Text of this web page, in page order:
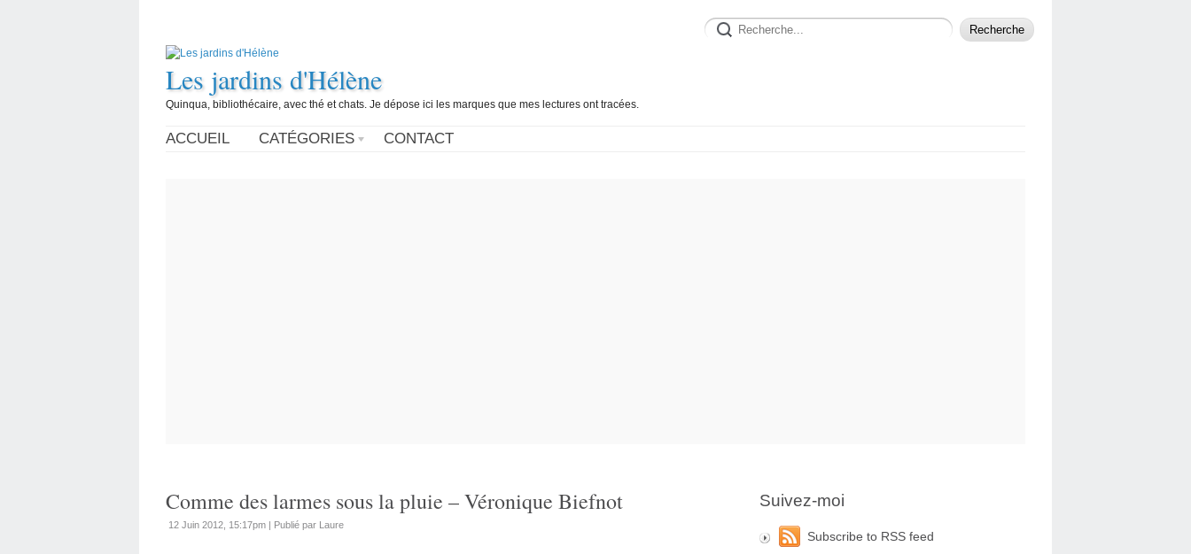
Les jardins d'Hélène
Quinqua, bibliothécaire, avec thé et chats. Je dépose ici les marques que mes lectures ont tracées.
ACCUEIL CATÉGORIES CONTACT
Comme des larmes sous la pluie – Véronique Biefnot
12 Juin 2012, 15:17pm | Publié par Laure
Suivez-moi
Subscribe to RSS feed